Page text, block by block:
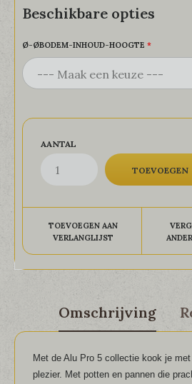
Beschikbare opties
Ø-ØBODEM-INHOUD-HOOGTE
AANTAL
TOEVOEGEN AAN
VERLANGLIJST
Omschrijving
Met de Alu Pro 5 collectie kook je
plezier. Met potten en pannen die